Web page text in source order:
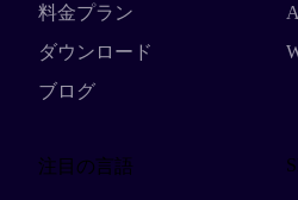
料金プラン
ダウンロード
ブログ
注目の言語